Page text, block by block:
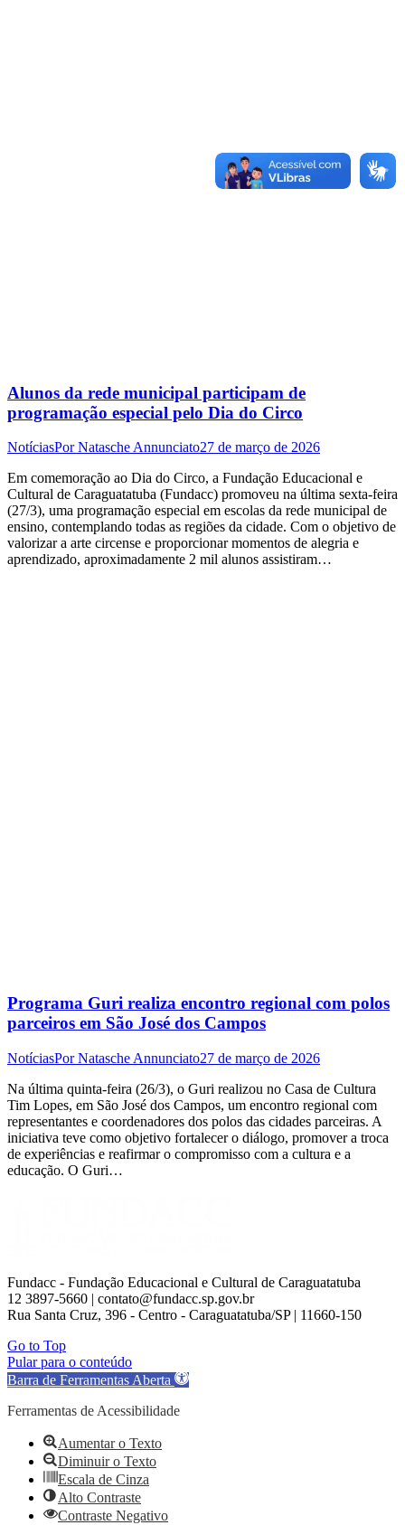
Alunos da rede municipal participam de
programação especial pelo Dia do Circo
NotíciasPorNatasche Annunciato27 de março de 2026
Em comemoração ao Dia do Circo, a Fundação Educacional e
Cultural de Caraguatatuba (Fundacc) promoveu na última sexta-feira
(27/3), uma programação especial em escolas da rede municipal de
ensino, contemplando todas as regiões da cidade. Com o objetivo de
valorizar a arte circense e proporcionar momentos de alegria e
aprendizado, aproximadamente 2 mil alunos assistiram…
Programa Guri realiza encontro regional com polos
parceiros em São José dos Campos
NotíciasPorNatasche Annunciato27 de março de 2026
Na última quinta-feira (26/3), o Guri realizou no Casa de Cultura
Tim Lopes, em São José dos Campos, um encontro regional com
representantes e coordenadores dos polos das cidades parceiras. A
iniciativa teve como objetivo fortalecer o diálogo, promover a troca
de experiências e reafirmar o compromisso com a cultura e a
educação. O Guri…
Fundacc - Fundação Educacional e Cultural de Caraguatatuba
12 3897-5660 | contato@fundacc.sp.gov.br
Rua Santa Cruz, 396 - Centro - Caraguatatuba/SP | 11660-150
Go to Top
Pular para o conteúdo
Barra de Ferramentas Aberta
Ferramentas de Acessibilidade
Aumentar o Texto
Diminuir o Texto
Escala de Cinza
Alto Contraste
Contraste Negativo